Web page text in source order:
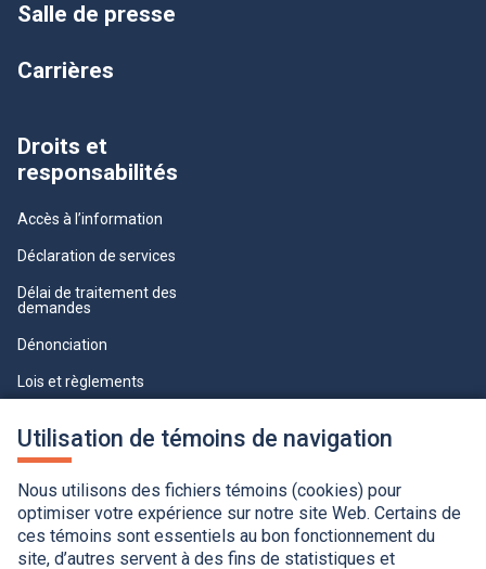
Utilisation de témoins de navigation
Nous utilisons des fichiers témoins (cookies) pour
optimiser votre expérience sur notre site Web. Certains de
ces témoins sont essentiels au bon fonctionnement du
site, d’autres servent à des fins de statistiques et
Salle de presse
Carrières
Droits et
responsabilités
Accès à l’information
Déclaration de services
Délai de traitement des
demandes
Dénonciation
Lois et règlements
professionnelle